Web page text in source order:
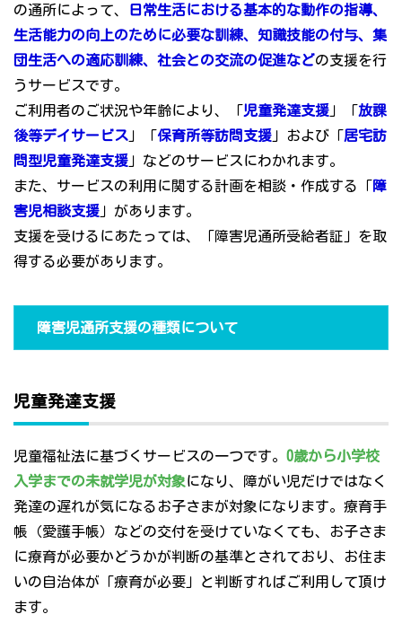
の通所によって、
日常生活における基本的な動作の指導、
生活能力の向上のために必要な訓練、知識技能の付与、集
団生活への適応訓練、社会との交流の促進などの支援を行
うサービスです。
ご利用者のご状況や年齢により、「児童発達支援 」「放課
後等デイサービス 」「保育所等訪問支援 」および「居宅訪
問型児童発達支援 」などのサービスにわかれます。
また、サービスの利用に関する計画を相談・作成する「障
害児相談支援 」があります。
支援を受けるにあたっては、「障害児通所受給者証」を取
得する必要があります。
障害児通所支援の種類について
児童発達支援
児童福祉法に基づくサービスの一つです。 0歳から小学校
入学までの未就学児が対象になり、障がい児だけではなく
発達の遅れが気になるお子さまが対象になります。療育手
帳（愛護手帳）などの交付を受けていなくても、お子さま
に療育が必要かどうかが判断の基準とされており、お住ま
いの自治体が「療育が必要」と判断すればご利用して頂け
ます。